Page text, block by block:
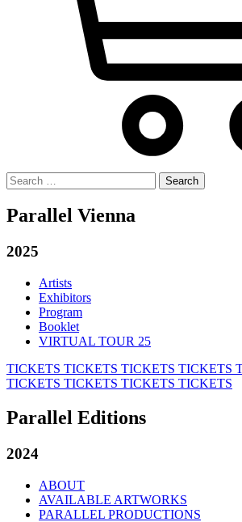
Search
for:
Parallel Vienna
2025
Artists
Exhibitors
Program
Booklet
VIRTUAL TOUR 25
TICKETS TICKETS TICKETS TICKETS
TICKETS TICKETS TICKETS TICKETS
Parallel Editions
2024
ABOUT
AVAILABLE ARTWORKS
PARALLEL PRODUCTIONS